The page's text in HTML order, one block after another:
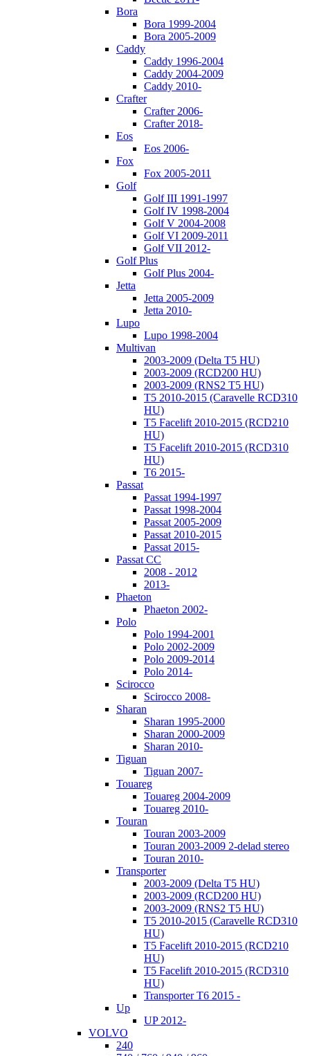
Bora
Bora 1999-2004
Bora 2005-2009
Caddy
Caddy 1996-2004
Caddy 2004-2009
Caddy 2010-
Crafter
Crafter 2006-
Crafter 2018-
Eos
Eos 2006-
Fox
Fox 2005-2011
Golf
Golf III 1991-1997
Golf IV 1998-2004
Golf V 2004-2008
Golf VI 2009-2011
Golf VII 2012-
Golf Plus
Golf Plus 2004-
Jetta
Jetta 2005-2009
Jetta 2010-
Lupo
Lupo 1998-2004
Multivan
2003-2009 (Delta T5 HU)
2003-2009 (RCD200 HU)
2003-2009 (RNS2 T5 HU)
T5 2010-2015 (Caravelle RCD310
HU)
T5 Facelift 2010-2015 (RCD210
HU)
T5 Facelift 2010-2015 (RCD310
HU)
T6 2015-
Passat
Passat 1994-1997
Passat 1998-2004
Passat 2005-2009
Passat 2010-2015
Passat 2015-
Passat CC
2008 - 2012
2013-
Phaeton
Phaeton 2002-
Polo
Polo 1994-2001
Polo 2002-2009
Polo 2009-2014
Polo 2014-
Scirocco
Scirocco 2008-
Sharan
Sharan 1995-2000
Sharan 2000-2009
Sharan 2010-
Tiguan
Tiguan 2007-
Touareg
Touareg 2004-2009
Touareg 2010-
Touran
Touran 2003-2009
Touran 2003-2009 2-delad stereo
Touran 2010-
Transporter
2003-2009 (Delta T5 HU)
2003-2009 (RCD200 HU)
2003-2009 (RNS2 T5 HU)
T5 2010-2015 (Caravelle RCD310
HU)
T5 Facelift 2010-2015 (RCD210
HU)
T5 Facelift 2010-2015 (RCD310
HU)
Transporter T6 2015 -
Up
UP 2012-
VOLVO
240